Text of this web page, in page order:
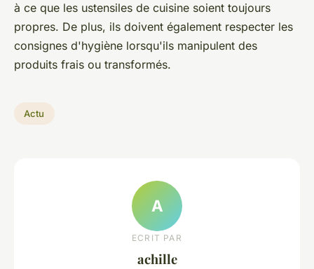
à ce que les ustensiles de cuisine soient toujours
propres. De plus, ils doivent également respecter les
consignes d'hygiène lorsqu'ils manipulent des
produits frais ou transformés.
Actu
A
ECRIT PAR
achille